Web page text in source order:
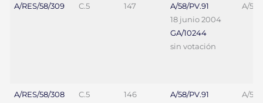
A/RES/58/309 C.5 147
A/58/PV.91
18 junio 2004
GA/10244
sin votación
A/58/
A/RES/58/308 C.5 146
A/58/PV.91
A/58/